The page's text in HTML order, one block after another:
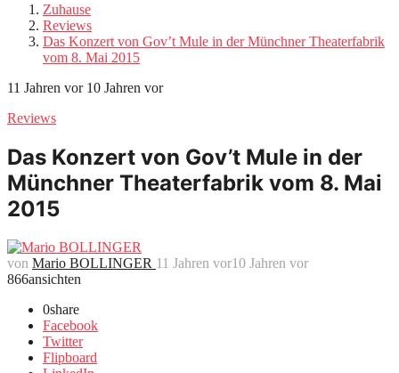
Zuhause
Reviews
Das Konzert von Gov’t Mule in der Münchner Theaterfabrik
vom 8. Mai 2015
11 Jahren vor 10 Jahren vor
Reviews
Das Konzert von Gov’t Mule in der
Münchner Theaterfabrik vom 8. Mai
2015
von Mario BOLLINGER 11 Jahren vor10 Jahren vor
866ansichten
0share
Facebook
Twitter
Flipboard